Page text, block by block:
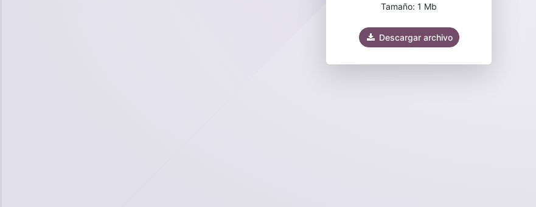
Tamaño: 1 Mb
Descargar archivo